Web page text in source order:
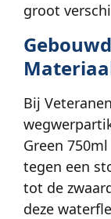
groot
Bij
Green
tegen een
tot de
deze